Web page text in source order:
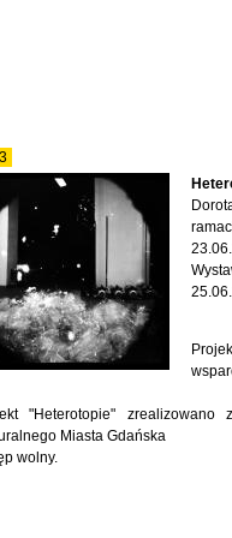
"Heterotopie"
Miasta Gdańska
wolny.